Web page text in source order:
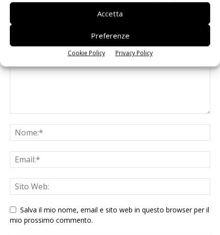
Accetta
Preferenze
Cookie Policy Privacy Policy
LASCIA UN COMMENTO
Salva il mio nome, email e sito web in questo browser per il
mio prossimo commento.